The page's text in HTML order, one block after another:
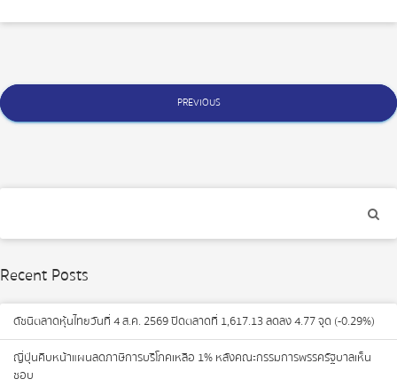
Posts
navigation
PREVIOUS
Recent Posts
ดัชนีตลาดหุ้นไทยวันที่ 4 ส.ค. 2569 ปิดตลาดที่ 1,617.13 ลดลง 4.77 จุด (-0.29%)
ญี่ปุ่นคืบหน้าแผนลดภาษีการบริโภคเหลือ 1% หลังคณะกรรมการพรรครัฐบาลเห็น
ชอบ